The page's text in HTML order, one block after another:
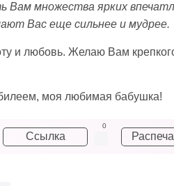
Вам множества ярких
Вас еще сильнее и мудрее.
и любовь. Желаю Вам
моя любимая бабушка!
Ссылка
0